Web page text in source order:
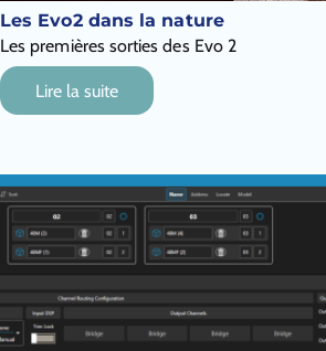
Les Evo2 dans la nature
Les premières sorties des Evo 2
Lire la suite